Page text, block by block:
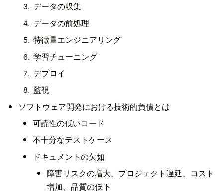
データの収集
データの前処理
特徴量エンジニアリング
学習チューニング
デプロイ
監視
ソフトウェア開発における技術的負債とは
可読性の低いコード
不十分なテストケース
ドキュメントの欠如
障害リスクの増大、プロジェクト遅延、コスト
増加、品質の低下